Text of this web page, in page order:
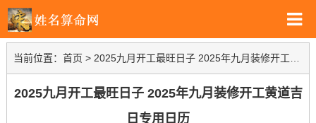
当前位置： 首页 > 2025九月开工最旺日子 2025年九月装修开工黄道吉日专用日历
2025九月开工最旺日子 2025年九月装修开工黄道吉
日专用日历